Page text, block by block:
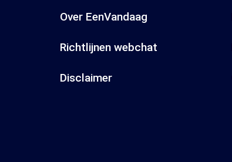
Over EenVandaag
Richtlijnen webchat
Disclaimer